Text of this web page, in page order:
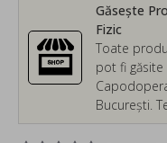
Găsește
Fizic
Toate
pot fi
București.